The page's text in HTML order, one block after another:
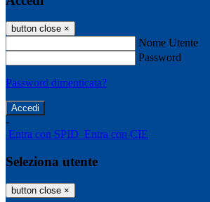
button close ×
Nome Utente
Password
Password dimenticata?
-
Entra con SPID Entra con CIE
Seleziona utente
button close ×